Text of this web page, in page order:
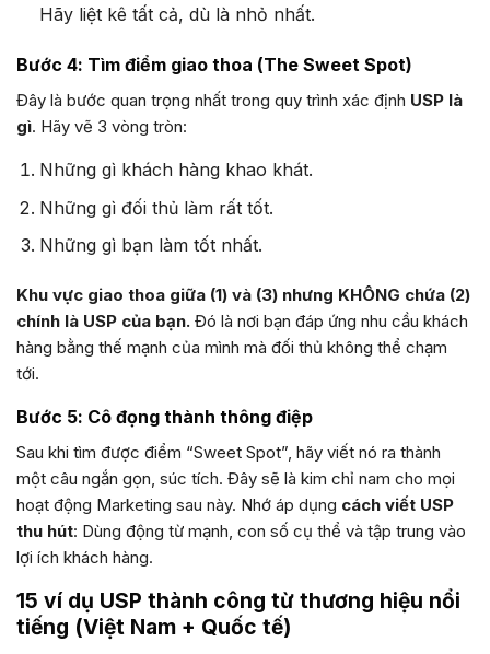
Hãy liệt kê tất cả, dù là nhỏ nhất.
Bước 4: Tìm điểm giao thoa (The Sweet Spot)
Đây là bước quan trọng nhất trong quy trình xác định USP là
gì. Hãy vẽ 3 vòng tròn:
Những gì khách hàng khao khát.
Những gì đối thủ làm rất tốt.
Những gì bạn làm tốt nhất.
Khu vực giao thoa giữa (1) và (3) nhưng KHÔNG chứa (2)
chính là USP của bạn. Đó là nơi bạn đáp ứng nhu cầu khách
hàng bằng thế mạnh của mình mà đối thủ không thể chạm
tới.
Bước 5: Cô đọng thành thông điệp
Sau khi tìm được điểm “Sweet Spot”, hãy viết nó ra thành
một câu ngắn gọn, súc tích. Đây sẽ là kim chỉ nam cho mọi
hoạt động Marketing sau này. Nhớ áp dụng cách viết USP
thu hút: Dùng động từ mạnh, con số cụ thể và tập trung vào
lợi ích khách hàng.
15 ví dụ USP thành công từ thương hiệu nổi
tiếng (Việt Nam + Quốc tế)